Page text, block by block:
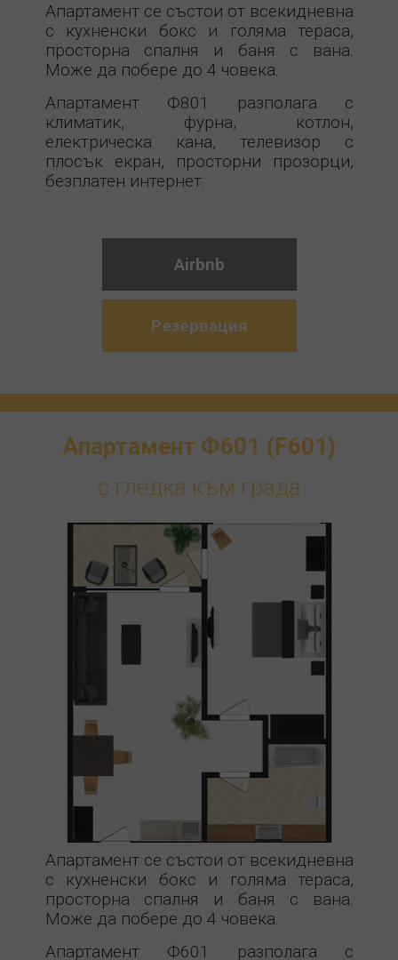
Апартамент се състои от всекидневна
с кухненски бокс и голяма тераса,
просторна спалня и баня с вана.
Може да побере до 4 човека.
Апартамент Ф801 разполага с
климатик, фурна, котлон,
електрическа кана, телевизор с
плосък екран, просторни прозорци,
безплатен интернет.
Airbnb
Резервация
Апартамент Ф601 (F601)
с гледка към града
Апартамент се състои от всекидневна
с кухненски бокс и голяма тераса,
просторна спалня и баня с вана.
Може да побере до 4 човека.
Апартамент Ф601 разполага с